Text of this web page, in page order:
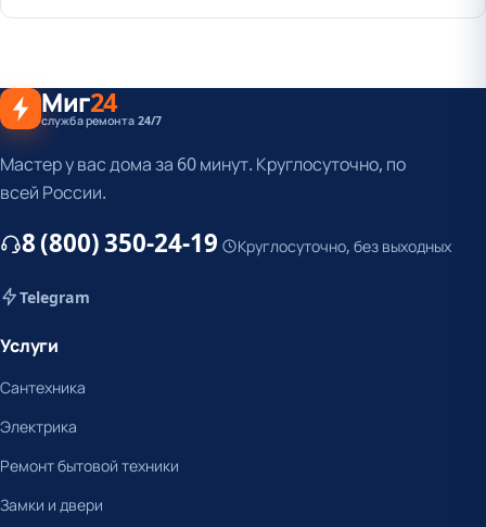
Миг24
служба ремонта 24/7
Мастер у вас дома за 60 минут. Круглосуточно, по
всей России.
8 (800) 350-24-19 Круглосуточно, без выходных
Telegram
Услуги
Сантехника
Электрика
Ремонт бытовой техники
Замки и двери